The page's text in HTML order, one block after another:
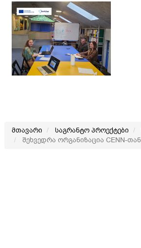
მთავარი საგრანტო პროექტები
შეხვედრა ორგანიზაცია CENN-თან